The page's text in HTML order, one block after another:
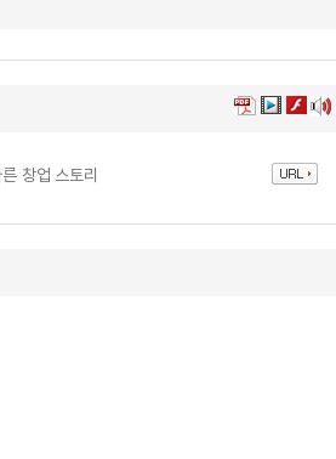
창업 스토리